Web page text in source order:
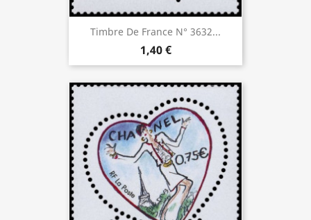
Timbre De France N° 3632...
1,40 €